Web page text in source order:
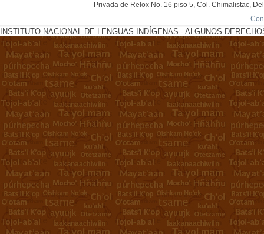
Privada de Relox No. 16 piso 5, Col. Chimalistac,
INSTITUTO NACIONAL DE LENGUAS INDÍGENAS - ALGUNOS